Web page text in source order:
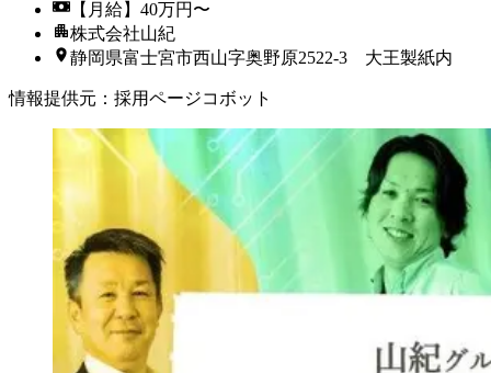
【月給】40万円〜
株式会社山紀
静岡県富士宮市西山字奥野原2522-3 大王製紙内
情報提供元 ： 採用ページコボット